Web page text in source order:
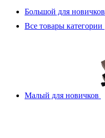
Большой для новичков
Все товары категории
Малый для новичков